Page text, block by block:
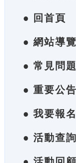
● 回首頁
● 網站導覽
● 常見問題
● 重要公告
● 我要報名
● 活動查詢